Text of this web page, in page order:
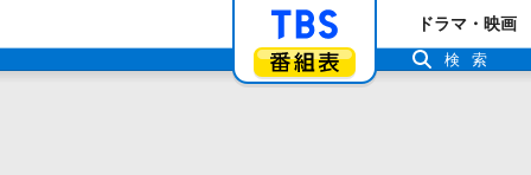
「TBSテレビ」ト
番組表
ドラマ・映画
検索